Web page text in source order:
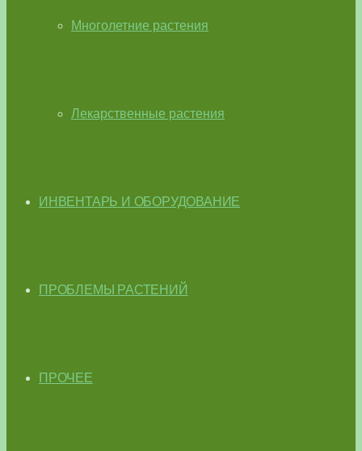
Многолетние растения
Лекарственные растения
ИНВЕНТАРЬ И ОБОРУДОВАНИЕ
ПРОБЛЕМЫ РАСТЕНИЙ
ПРОЧЕЕ